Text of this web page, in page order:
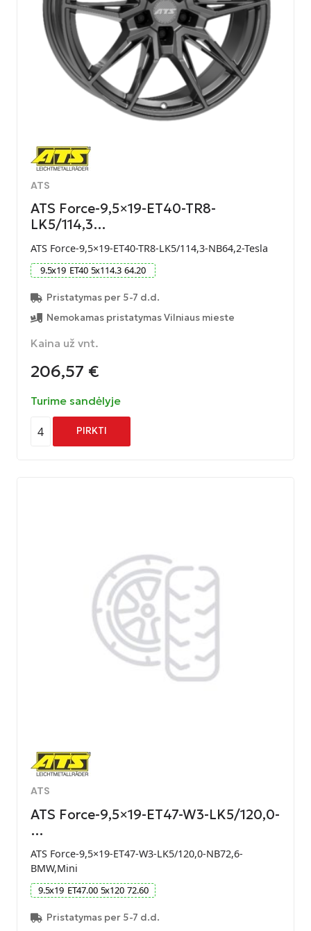
ATS
ATS Force-9,5×19-ET40-TR8-
LK5/114,3…
ATS Force-9,5×19-ET40-TR8-LK5/114,3-NB64,2-Tesla
9.5x19 ET40 5x114.3 64.20
Pristatymas per 5-7 d.d.
Nemokamas pristatymas Vilniaus mieste
Kaina už vnt.
206,57 €
Turime sandėlyje
4 PIRKTI
ATS
ATS Force-9,5×19-ET47-W3-LK5/120,0-
…
ATS Force-9,5×19-ET47-W3-LK5/120,0-NB72,6-
BMW,Mini
9.5x19 ET47.00 5x120 72.60
Pristatymas per 5-7 d.d.